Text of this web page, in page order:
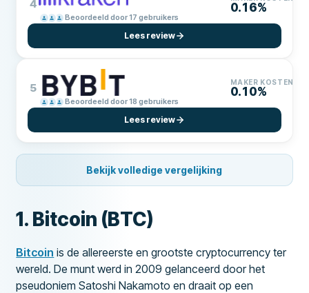
4
Beoordeeld door 17 gebruikers
0.16%
Lees review
5
Beoordeeld door 18 gebruikers
MAKER KOSTEN
0.10%
Lees review
Bekijk volledige vergelijking
1. Bitcoin (BTC)
Bitcoin is de allereerste en grootste cryptocurrency ter
wereld. De munt werd in 2009 gelanceerd door het
pseudoniem Satoshi Nakamoto en draait op een